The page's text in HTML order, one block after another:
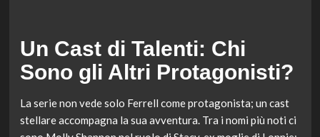
Un Cast di Talenti: Chi
Sono gli Altri Protagonisti?
La serie non vede solo Ferrell come protagonista; un cast
stellare accompagna la sua avventura. Tra i nomi più noti ci